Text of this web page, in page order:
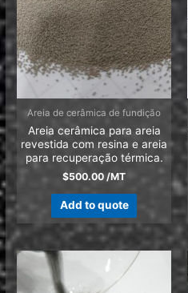
Areia de cerâmica de fundição
Areia cerâmica para areia
revestida com resina e areia
para recuperação térmica.
$500.00 /MT
Add to quote